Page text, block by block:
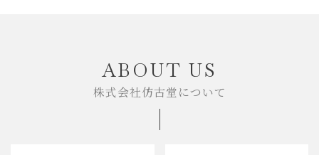
ABOUT US
株式会社仿古堂について